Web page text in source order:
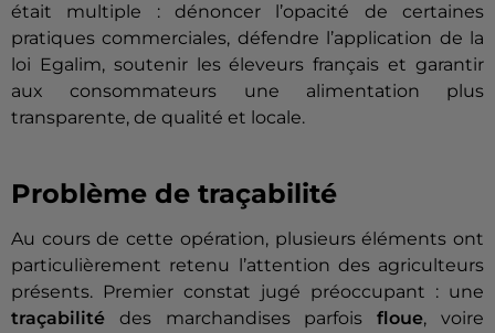
était multiple : dénoncer l’opacité de certaines
pratiques commerciales, défendre l’application de la
loi Egalim, soutenir les éleveurs français et garantir
aux consommateurs une alimentation plus
transparente, de qualité et locale.
Problème de traçabilité
Au cours de cette opération, plusieurs éléments ont
particulièrement retenu l’attention des agriculteurs
présents. Premier constat jugé préoccupant : une
traçabilité des marchandises parfoisfloue, voire